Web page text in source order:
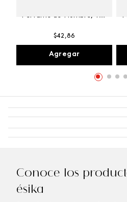
Perfume de Hombre, 100
$42 ,86
Agregar
Conoce los
ésika